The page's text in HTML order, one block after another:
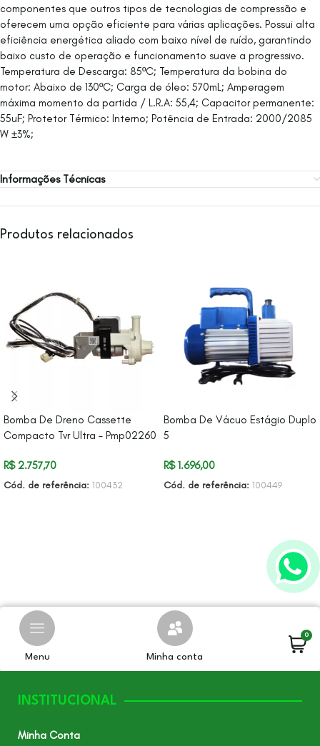
componentes que outros tipos de tecnologias de compressão e
oferecem uma opção eficiente para várias aplicações. Possui alta
eficiência energética aliado com baixo nível de ruído, garantindo
baixo custo de operação e funcionamento suave a progressivo.
Temperatura de Descarga: 85ºC; Temperatura da bobina do
motor: Abaixo de 130ºC; Carga de óleo: 570mL; Amperagem
máxima momento da partida / L.R.A: 55,4; Capacitor permanente:
55uF; Protetor Térmico: Interno; Potência de Entrada: 2000/2085
W ±3%;
Informações Técnicas
Produtos relacionados
Bomba De Dreno Cassette
Compacto Tvr Ultra – Pmp02260
R$2.757,70
Cód. de referência: 100432
Bomba De Vácuo Estágio Duplo
5
R$1.696,00
Cód. de referência: 100449
Menu Minha conta
0
INSTITUCIONAL
Minha Conta